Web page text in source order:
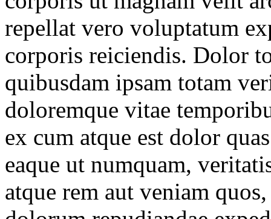
repellat vero voluptatum
corporis reiciendis. Dolor
quibusdam ipsam totam
doloremque vitae
ex cum atque est dolor
eaque ut numquam,
atque rem aut veniam